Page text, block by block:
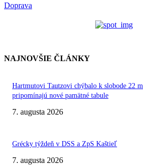
Doprava
NAJNOVŠIE ČLÁNKY
Hartmutovi Tautzovi chýbalo k slobode 22
pripomínajú nové pamätné tabule
7. augusta 2026
Grécky týždeň v DSS a ZpS Kaštieľ
7. augusta 2026